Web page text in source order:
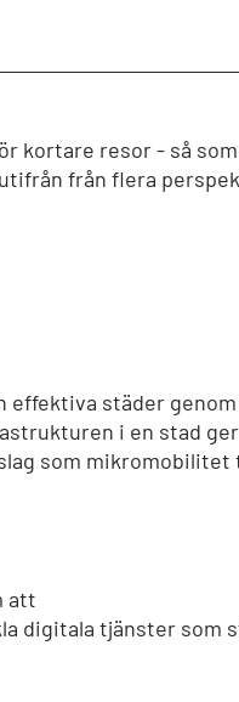
kortare resor - så som
från flera
städer
i en stad
som mikromobilitet
att
digitala tjänster som